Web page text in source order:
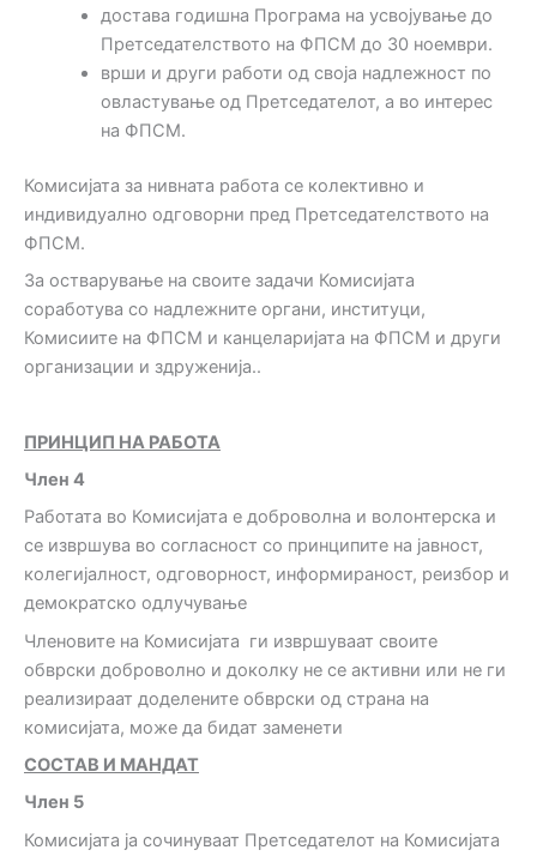
достава годишна Програма на усвојување до
Претседателството на ФПСМ до 30 ноември.
врши и други работи од своја надлежност по
овластување од Претседателот, а во интерес
на ФПСМ.
Комисијата за нивната работа се колективно и
индивидуално одговорни пред Претседателството на
ФПСМ.
За остварување на своите задачи Комисијата
соработува со надлежните органи, институци,
Комисиите на ФПСМ и канцеларијата на ФПСМ и други
организации и здруженија..
ПРИНЦИП НА РАБОТА
Член 4
Работата во Комисијата е доброволна и волонтерска и
се извршува во согласност со принципите на јавност,
колегијалност, одговорност, информираност, реизбор и
демократско одлучување
Членовите на Комисијата ги извршуваат своите
обврски доброволно и доколку не се активни или не ги
реализираат доделените обврски од страна на
комисијата, може да бидат заменети
СОСТАВ И МАНДАТ
Член 5
Комисијата ја сочинуваат Претседателот на Комисијата